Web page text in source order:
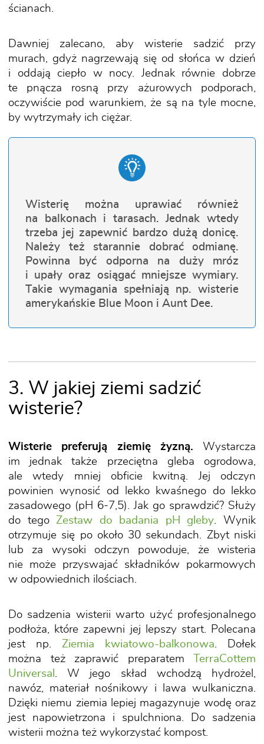
ścianach.
Dawniej zalecano, aby wisterie sadzić przy
murach, gdyż nagrzewają się od słońca w dzień
i oddają ciepło w nocy. Jednak równie dobrze
te pnącza rosną przy ażurowych podporach,
oczywiście pod warunkiem, że są na tyle mocne,
by wytrzymały ich ciężar.
Wisterię można uprawiać również
na balkonach i tarasach. Jednak wtedy
trzeba jej zapewnić bardzo dużą donicę.
Należy też starannie dobrać odmianę.
Powinna być odporna na duży mróz
i upały oraz osiągać mniejsze wymiary.
Takie wymagania spełniają np. wisterie
amerykańskie Blue Moon i Aunt Dee.
3. W jakiej ziemi sadzić
wisterie?
Wisterie preferują ziemię żyzną. Wystarcza
im jednak także przeciętna gleba ogrodowa,
ale wtedy mniej obficie kwitną. Jej odczyn
powinien wynosić od lekko kwaśnego do lekko
zasadowego (pH 6-7,5). Jak go sprawdzić? Służy
do tego Zestaw do badania pH gleby . Wynik
otrzymuje się po około 30 sekundach. Zbyt niski
lub za wysoki odczyn powoduje, że wisteria
nie może przyswajać składników pokarmowych
w odpowiednich ilościach.
Do sadzenia wisterii warto użyć profesjonalnego
podłoża, które zapewni jej lepszy start. Polecana
jest np. Ziemia kwiatowo-balkonowa . Dołek
można też zaprawić preparatem
TerraCottem
Universal
. W jego skład wchodzą hydrożel,
nawóz, materiał nośnikowy i lawa wulkaniczna.
Dzięki niemu ziemia lepiej magazynuje wodę oraz
jest napowietrzona i spulchniona. Do sadzenia
wisterii można też wykorzystać kompost.